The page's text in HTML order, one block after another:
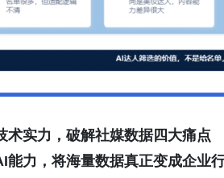
术实力，破解社媒数据四 大痛点
能力，将海量数据真正变成企业